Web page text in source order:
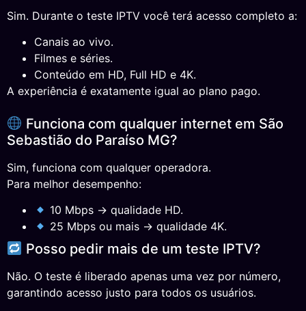
Sim. Durante o teste IPTV você terá acesso completo a:
Canais ao vivo.
Filmes e séries.
Conteúdo em HD, Full HD e 4K.
A experiência é exatamente igual ao plano pago.
Funciona com qualquer internet em São
Sebastião do Paraíso MG?
Sim, funciona com qualquer operadora.
Para melhor desempenho:
10 Mbps → qualidade HD.
25 Mbps ou mais → qualidade 4K.
Posso pedir mais de um teste IPTV?
Não. O teste é liberado apenas uma vez por número,
garantindo acesso justo para todos os usuários.